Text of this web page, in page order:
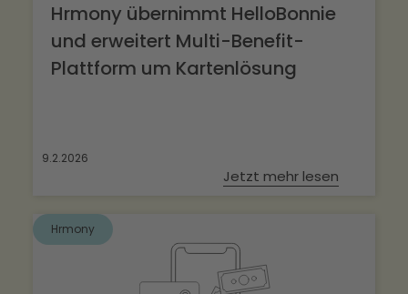
Hrmony übernimmt HelloBonnie
und erweitert Multi-Benefit-
Plattform um Kartenlösung
9.2.2026
Jetzt mehr lesen
Hrmony